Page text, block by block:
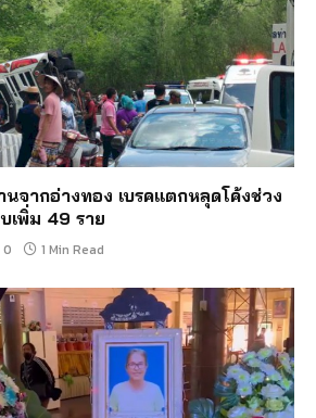
จากอ่างทอง เบรคแตกหลุดโค้งช่วง
เพิ่ม 49 ราย
0 1 Min Read